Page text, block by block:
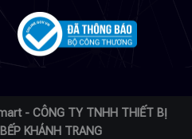
- CÔNG TY TNHH THIẾT BỊ
KHÁNH TRANG